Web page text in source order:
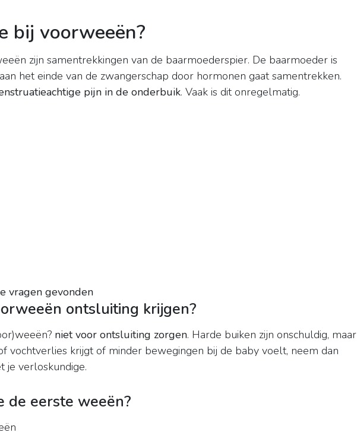
bij voorweeën?
zijn samentrekkingen van de baarmoederspier. De baarmoeder is
het einde van de zwangerschap door hormonen gaat samentrekken.
pijn in de onderbuik. Vaak is dit onregelmatig.
vragen gevonden
ontsluiting krijgen?
niet voor ontsluiting zorgen. Harde buiken zijn onschuldig, maar
vochtverlies krijgt of minder bewegingen bij de baby voelt, neem dan
je verloskundige.
de eerste weeën?